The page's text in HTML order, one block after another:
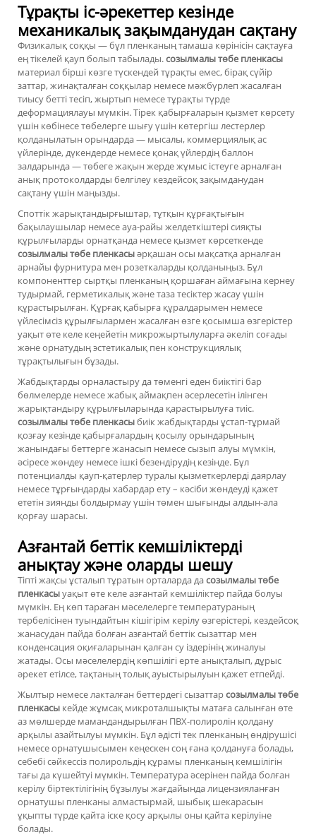
Тұрақты іс-әрекеттер кезінде
механикалық зақымданудан сақтану
Физикалық соққы — бұл пленканың тамаша көрінісін сақтауға
ең тікелей қауп болып табылады.созылмалы төбе пленкасы
материал бірші көзге түскендей тұрақты емес, бірақ сүйір
заттар, жинақталған соққылар немесе мәжбүрлеп жасалған
тиысу бетті тесіп, жыртып немесе тұрақты түрде
деформациялауы мүмкін. Тірек қабырғаларын қызмет көрсету
үшін көбінесе төбелерге шығу үшін көтергіш лестерлер
қолданылатын орындарда — мысалы, коммерциялық ас
үйлерінде, дүкендерде немесе қонақ үйлердің баллон
залдарында — төбеге жақын жерде жұмыс істеуге арналған
анық протоколдарды белгілеу кездейсоқ зақымданудан
сақтану үшін маңызды.
Споттік жарықтандырғыштар, тұтқын құрғақтығын
бақылаушылар немесе ауа-райы желдеткіштері сияқты
құрылғыларды орнатқанда немесе қызмет көрсеткенде
созылмалы төбе пленкасыәрқашан осы мақсатқа арналған
арнайы фурнитура мен розеткаларды қолданыңыз. Бұл
компоненттер сыртқы пленканың қоршаған аймағына кернеу
тудырмай, герметикалық және таза тесіктер жасау үшін
құрастырылған. Құрғақ қабырға құралдарымен немесе
үйлесімсіз құрылғылармен жасалған өзге қосымша өзгерістер
уақыт өте келе кеңейетін микрожыртылуларға әкеліп соғады
және орнатудың эстетикалық пен конструкциялық
тұрақтылығын бұзады.
Жабдықтарды орналастыру да төменгі еден биіктігі бар
бөлмелерде немесе жабық аймақпен әсерлесетін ілінген
жарықтандыру құрылғыларында қарастырылуға тиіс.
созылмалы төбе пленкасыбиік жабдықтарды ұстап-тұрмай
қозғау кезінде қабырғалардың қосылу орындарының
жанындағы беттерге жанасып немесе сызып алуы мүмкін,
әсіресе жөндеу немесе ішкі безендірудің кезінде. Бұл
потенциалды қауп-қатерлер туралы қызметкерлерді даярлау
немесе тұрғындарды хабардар ету – кәсіби жөндеуді қажет
ететін зиянды болдырмау үшін төмен шығынды алдын-ала
қорғау шарасы.
Азғантай беттік кемшіліктерді
анықтау және оларды шешу
Тіпті жақсы ұсталып тұратын орталарда дасозылмалы төбе
пленкасыуақыт өте келе азғантай кемшіліктер пайда болуы
мүмкін. Ең көп тараған мәселелерге температураның
тербелісінен туындайтын кішігірім керілу өзгерістері, кездейсоқ
жанасудан пайда болған азғантай беттік сызаттар мен
конденсация оқиғаларынан қалған су іздерінің жиналуы
жатады. Осы мәселелердің көпшілігі ерте анықталып, дұрыс
әрекет етілсе, тақтаның толық ауыстырылуын қажет етпейді.
Жылтыр немесе лакталған беттердегі сызаттарсозылмалы төбе
пленкасы кейде жұмсақ микроталшықты матаға салынған өте
аз мөлшерде мамандандырылған ПВХ-полиролін қолдану
арқылы азайтылуы мүмкін. Бұл әдісті тек пленканың өндірушісі
немесе орнатушысымен кеңескен соң ғана қолдануға болады,
себебі сәйкессіз полирольдің құрамы пленканың кемшілігін
тағы да күшейтуі мүмкін. Температура әсерінен пайда болған
керілу біртектілігінің бұзылуы жағдайында лицензияланған
орнатушы пленканы алмастырмай, шыбық шекарасын
ұқыпты түрде қайта іске қосу арқылы оны қайта керілуіне
болады.